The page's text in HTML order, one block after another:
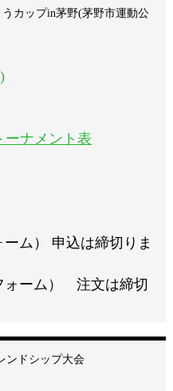
カップin茅野(茅野市運動公
ーナメント表
ム） 申込は締切りま
ォーム） 注文は締切
ンドシップ大会